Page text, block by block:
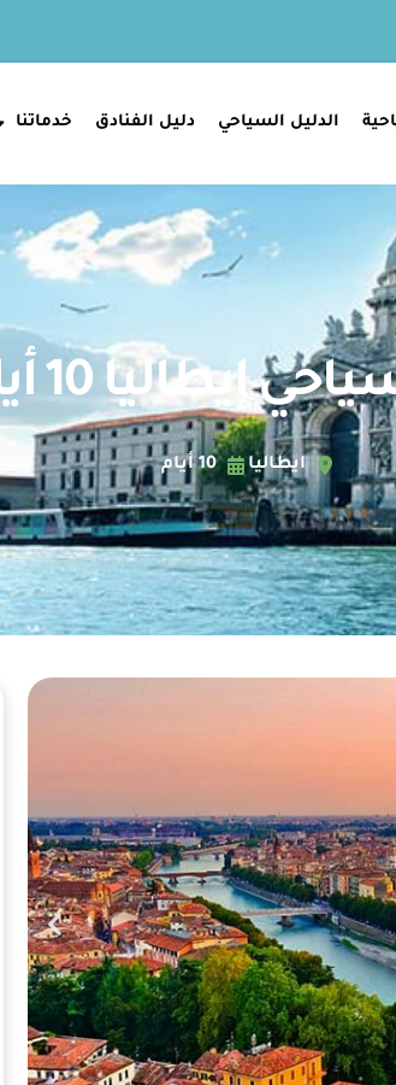
الدليل السياحي دليل الفنادق خدماتنا
إيطاليا 10 أيام
ايطاليا 10 أيام